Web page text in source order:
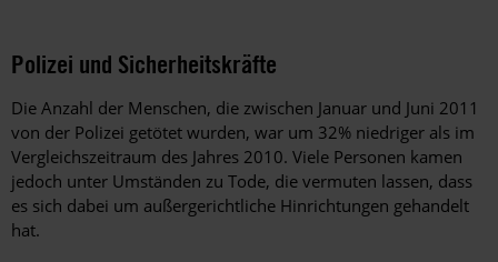
Polizei und Sicherheitskräfte
Die Anzahl der Menschen, die zwischen Januar und Juni 2011
von der Polizei getötet wurden, war um 32% niedriger als im
Vergleichszeitraum des Jahres 2010. Viele Personen kamen
jedoch unter Umständen zu Tode, die vermuten lassen, dass
es sich dabei um außergerichtliche Hinrichtungen gehandelt
hat.